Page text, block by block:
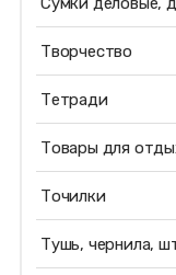
Творчество
Тетради
Товары для
Точилки
Тушь, чернила,